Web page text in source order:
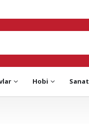
Hobi Sanat